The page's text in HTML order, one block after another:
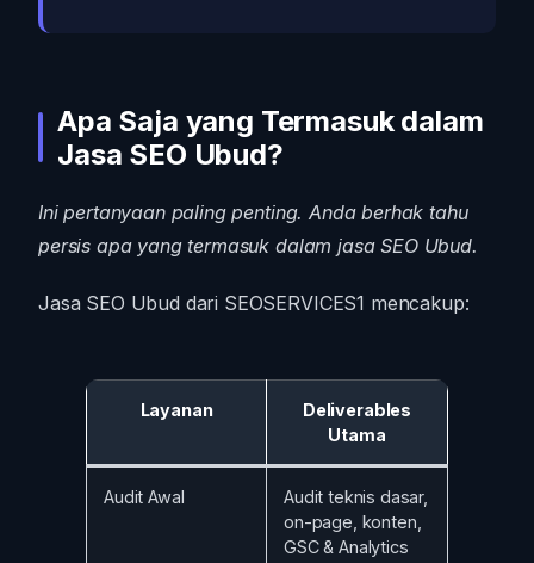
Apa Saja yang Termasuk dalam
Jasa SEO Ubud?
Ini pertanyaan paling penting. Anda berhak tahu
persis apa yang termasuk dalam jasa SEO Ubud.
Jasa SEO Ubud dari SEOSERVICES1 mencakup:
Layanan
Deliverables
Utama
Audit Awal
Audit teknis dasar,
on-page, konten,
GSC & Analytics